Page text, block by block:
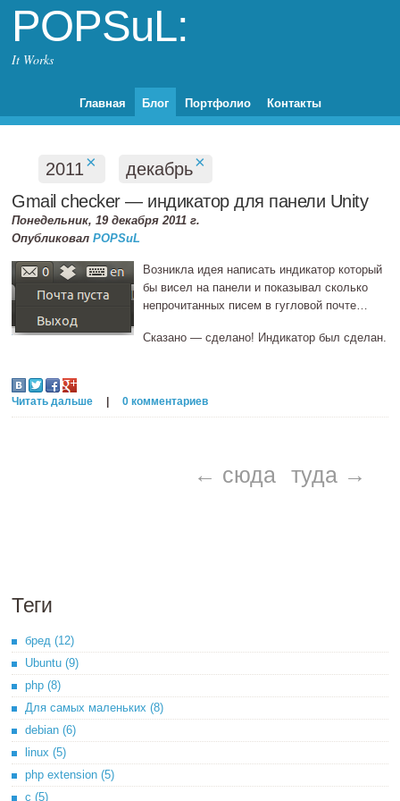
POPSuL:
It Works
Главная Блог Портфолио Контакты
2011× декабрь×
Gmail checker — индикатор для панели Unity
Понедельник, 19 декабря 2011 г.
ОпубликовалPOPSuL
Возникла идея написать индикатор который
бы висел на панели и показывал сколько
непрочитанных писем в гугловой почте…
Сказано — сделано! Индикатор был сделан.
Читать дальше |0 комментариев
← сюда туда →
Теги
бред (12)
Ubuntu (9)
php (8)
Для самых маленьких (8)
debian (6)
linux (5)
php extension (5)
c (5)